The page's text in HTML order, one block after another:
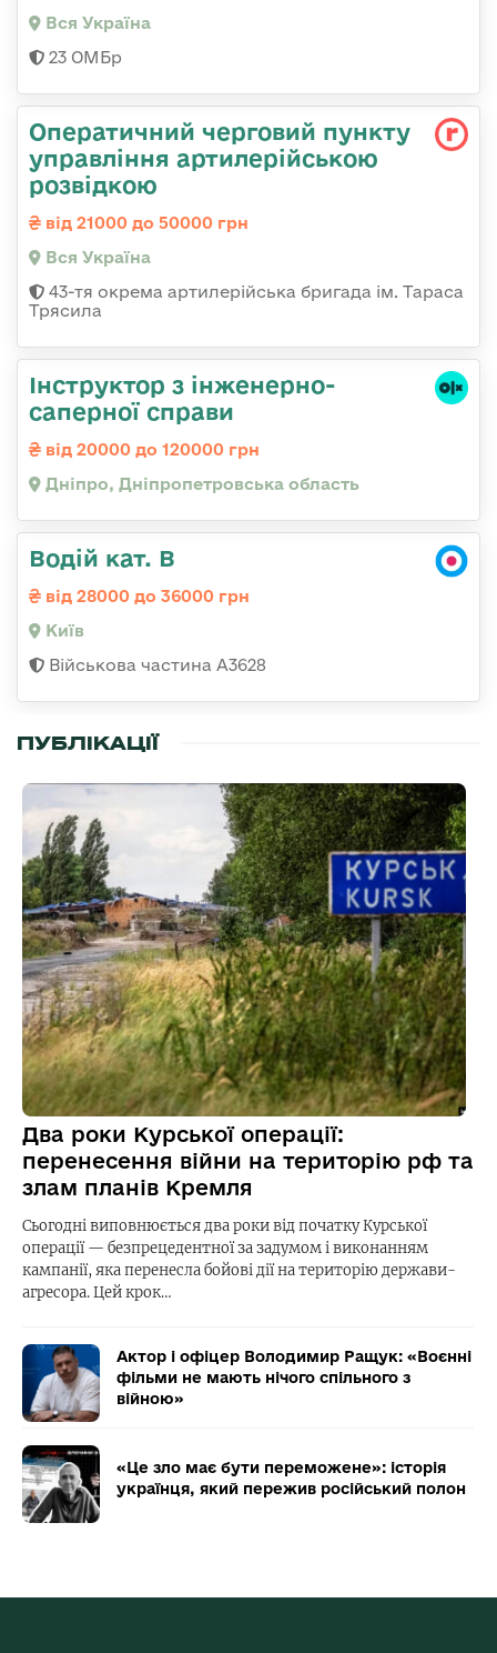
Вся Україна
23 ОМБр
Оператичний черговий пункту
управління артилерійською
розвідкою
від 21000 до 50000 грн
Вся Україна
43-тя окрема артилерійська бригада ім. Тараса
Трясила
Інструктор з інженерно-
саперної справи
від 20000 до 120000 грн
Дніпро, Дніпропетровська область
Водій кат. В
від 28000 до 36000 грн
Київ
Військова частина А3628
ПУБЛІКАЦІЇ
Два роки Курської операції:
перенесення війни на територію рф та
злам планів Кремля
Сьогодні виповнюється два роки від початку Курської
операції — безпрецедентної за задумом і виконанням
кампанії, яка перенесла бойові дії на територію держави-
агресора. Цей крок…
Актор і офіцер Володимир Ращук: «Воєнні
фільми не мають нічого спільного з
війною»
«Це зло має бути переможене»: історія
українця, який пережив російський полон